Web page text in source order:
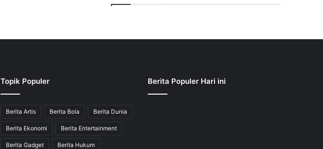
Topik Populer
Berita Artis Berita Bola Berita Dunia
Berita Ekonomi Berita Entertainment
Berita Gadget Berita Hukum
Berita Populer Hari ini